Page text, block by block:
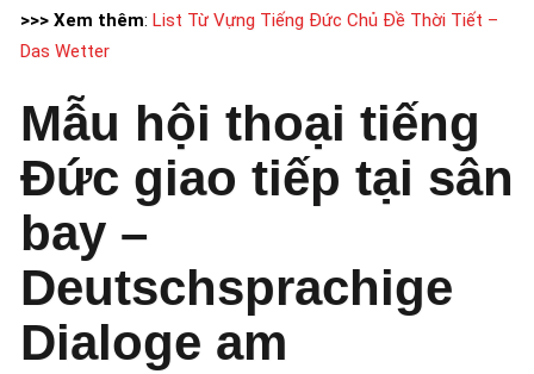
>>> Xem thêm: List Từ Vựng Tiếng Đức Chủ Đề Thời Tiết –
Das Wetter
Mẫu hội thoại tiếng
Đức giao tiếp tại sân
bay –
Deutschsprachige
Dialoge am